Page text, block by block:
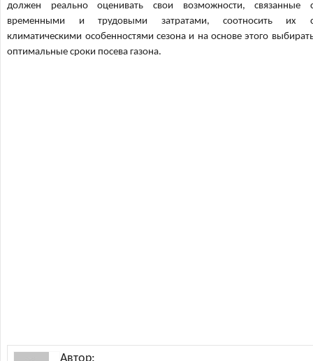
должен реально оценивать свои возможности, связанные
временными и трудовыми затратами, соотносить их
климатическими особенностями сезона и на основе этого
оптимальные сроки посева газона.